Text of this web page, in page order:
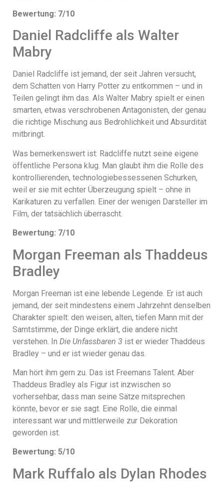
Bewertung: 7/10
Daniel Radcliffe als Walter
Mabry
Daniel Radcliffe ist jemand, der seit Jahren versucht,
dem Schatten von Harry Potter zu entkommen – und in
Teilen gelingt ihm das. Als Walter Mabry spielt er einen
smarten, etwas verschrobenen Antagonisten, der genau
die richtige Mischung aus Bedrohlichkeit und Absurdität
mitbringt.
Was bemerkenswert ist: Radcliffe nutzt seine eigene
öffentliche Persona klug. Man glaubt ihm die Rolle des
kontrollierenden, technologiebessessenen Schurken,
weil er sie mit echter Überzeugung spielt – ohne in
Karikaturen zu verfallen. Einer der wenigen Darsteller im
Film, der tatsächlich überrascht.
Bewertung: 7/10
Morgan Freeman als Thaddeus
Bradley
Morgan Freeman ist eine lebende Legende. Er ist auch
jemand, der seit mindestens einem Jahrzehnt denselben
Charakter spielt: den weisen, alten, tiefen Mann mit der
Samtstimme, der Dinge erklärt, die andere nicht
verstehen. In Die Unfassbaren 3 ist er wieder Thaddeus
Bradley – und er ist wieder genau das.
Man hört ihm gern zu. Das ist Freemans Talent. Aber
Thaddeus Bradley als Figur ist inzwischen so
vorhersehbar, dass man seine Sätze mitsprechen
könnte, bevor er sie sagt. Eine Rolle, die einmal
interessant war und mittlerweile zur Dekoration
geworden ist.
Bewertung: 5/10
Mark Ruffalo als Dylan Rhodes